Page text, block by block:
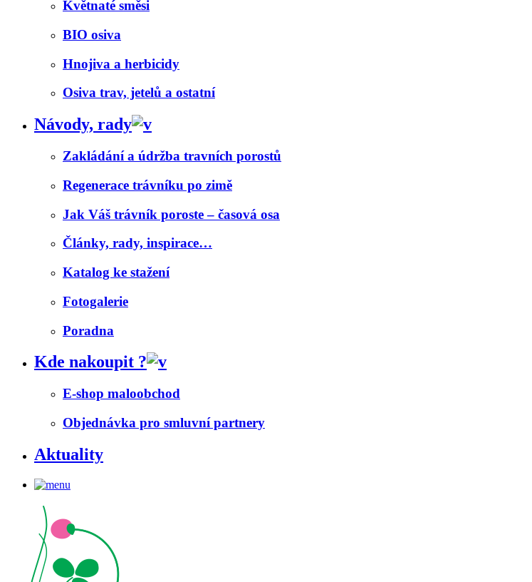
Květnaté směsi
BIO osiva
Hnojiva a herbicidy
Osiva trav, jetelů a ostatní
Návody, rady
Zakládání a údržba travních porostů
Regenerace trávníku po zimě
Jak Váš trávník poroste – časová osa
Články, rady, inspirace…
Katalog ke stažení
Fotogalerie
Poradna
Kde nakoupit ?
E-shop maloobchod
Objednávka pro smluvní partnery
Aktuality